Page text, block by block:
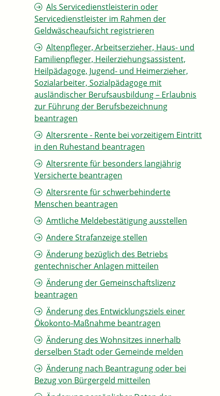
Als Servicedienstleisterin oder
Servicedienstleister im Rahmen der
Geldwäscheaufsicht registrieren
Altenpfleger, Arbeitserzieher, Haus- und
Familienpfleger, Heilerziehungsassistent,
Heilpädagoge, Jugend- und Heimerzieher,
Sozialarbeiter, Sozialpädagoge mit
ausländischer Berufsausbildung – Erlaubnis
zur Führung der Berufsbezeichnung
beantragen
Altersrente - Rente bei vorzeitigem Eintritt
in den Ruhestand beantragen
Altersrente für besonders langjährig
Versicherte beantragen
Altersrente für schwerbehinderte
Menschen beantragen
Amtliche Meldebestätigung ausstellen
Andere Strafanzeige stellen
Änderung bezüglich des Betriebs
gentechnischer Anlagen mitteilen
Änderung der Gemeinschaftslizenz
beantragen
Änderung des Entwicklungsziels einer
Ökokonto-Maßnahme beantragen
Änderung des Wohnsitzes innerhalb
derselben Stadt oder Gemeinde melden
Änderung nach Beantragung oder bei
Bezug von Bürgergeld mitteilen